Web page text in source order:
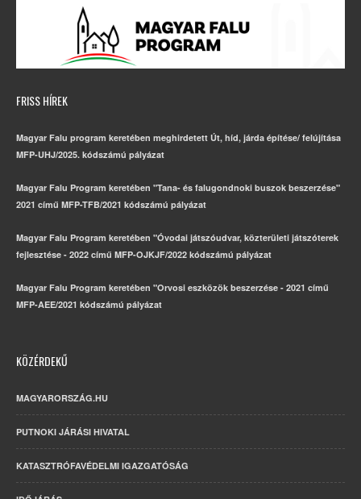
FRISS HÍREK
Magyar Falu program keretében meghirdetett Út, híd, járda építése/ felújítása
MFP-UHJ/2025. kódszámú pályázat
Magyar Falu Program keretében "Tana- és falugondnoki buszok beszerzése"
2021 című MFP-TFB/2021 kódszámú pályázat
Magyar Falu Program keretében "Óvodai játszóudvar, közterületi játszóterek
fejlesztése - 2022 című MFP-OJKJF/2022 kódszámú pályázat
Magyar Falu Program keretében "Orvosi eszközök beszerzése - 2021 című
MFP-AEE/2021 kódszámú pályázat
KÖZÉRDEKŰ
MAGYARORSZÁG.HU
PUTNOKI JÁRÁSI HIVATAL
KATASZTRÓFAVÉDELMI IGAZGATÓSÁG